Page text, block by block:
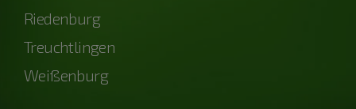
Riedenburg
Treuchtlingen
Weißenburg